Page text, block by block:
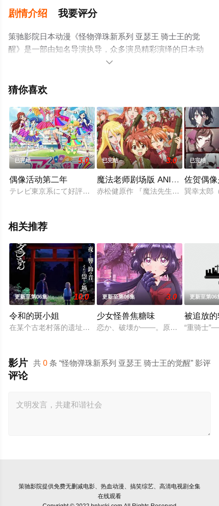
剧情介绍 我要评分
策驰影院日本动漫《怪物弹珠新系列 亚瑟王 骑士王的觉
醒》是一部由知名导演执导，众多演员精彩演绎的日本动
漫，手机免费观看高清无删减完整版动漫全集就来策驰电
等平台了解。

猜你喜欢
已完结 5.0
偶像活动第二年
テレビ東京系にて好評放送中のTVアニメ『アイカツ！』が、
已完结 3.0
魔法老师剧场版 ANIME FINAL
赤松健原作 『魔法先生ネギま！』
已完结
佐贺偶
巽幸太郎
相关推荐
更新至第06集 10.0
令和的斑小姐
在某个古老村落的遗址深处，那一片禁止入内的区域里，存在着
更新至第06集 3.0
少女怪兽焦糖味
恋か、破壊か――。原因不明の病に
更新至第06
被追放
“重骑士
共0 条 “怪物弹珠新系列 亚瑟王 骑士王的觉醒” 影评
影片
评论
策驰影院提供免费无删减电影、热血动漫、搞笑综艺、高清电视剧全集
在线观看